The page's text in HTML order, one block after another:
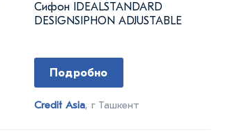
Сифон IDEALSTANDARD
DESIGNSIPHON ADJUSTABLE
Подробно
Credit Asia, г Ташкент